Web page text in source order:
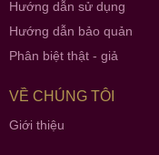
Hướng dẫn sử dụng
Hướng dẫn bảo quản
Phân biệt thật - giả
VỀ CHÚNG TÔI
Giới thiệu